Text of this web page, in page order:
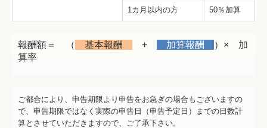
1カ月以内の方 50％加算
報酬額＝ （ 基本報酬 + 加算報酬 ）× 加
算率
ご都合により、申告期限より申告をお急ぎの場合もございますの
で、申告期限ではなく実際の申告日（申告予定日）までの日数計
算とさせていただきますので、ご了承下さい。